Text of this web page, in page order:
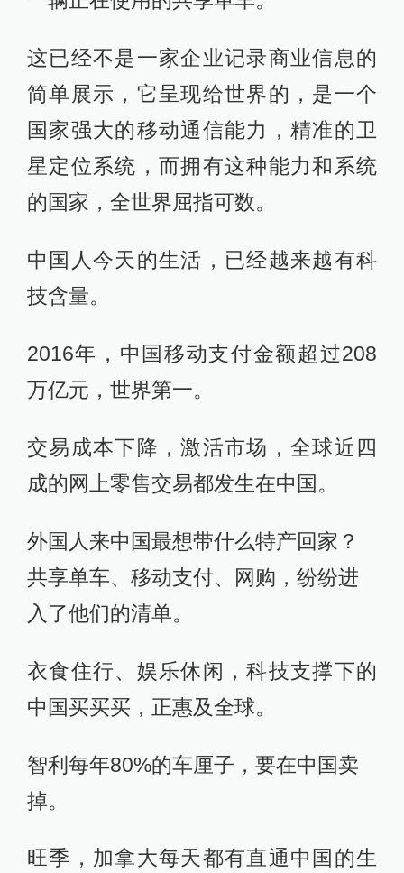
这已经不是一家企业记录商业信息的
简单展示，它呈现给世界的，是一个
国家强大的移动通信能力，精准的卫
星定位系统，而拥有这种能力和系统
的国家，全世界屈指可数。
中国人今天的生活，已经越来越有科
技含量。
2016年，中国移动支付金额超过208
万亿元，世界第一。
交易成本下降，激活市场，全球近四
成的网上零售交易都发生在中国。
外国人来中国最想带什么特产回家？
共享单车、移动支付、网购，纷纷进
入了他们的清单。
衣食住行、娱乐休闲，科技支撑下的
中国买买买，正惠及全球。
智利每年80%的车厘子，要在中国卖
掉。
旺季，加拿大每天都有直通中国的生